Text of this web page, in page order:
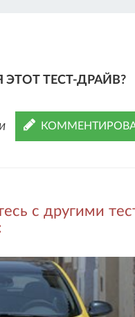
ТЕСТ-ДРАЙВ?
с другими